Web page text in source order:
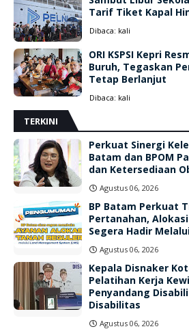
Tarif Tiket Kapal
Dibaca: kali
ORI KSPSI Kepri
Buruh, Tegaskan
Tetap Berlanjut
Dibaca: kali
TERKINI
Perkuat Sinergi
Batam dan BPOM
dan Ketersediaan
Agustus 06, 2026
BP Batam Perkuat
Pertanahan,
Segera Hadir
Agustus 06, 2026
Kepala Disnaker
Pelatihan Kerja
Penyandang
Disabilitas
Agustus 06, 2026